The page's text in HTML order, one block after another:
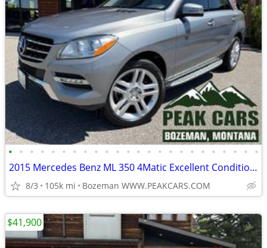
• • • • • • • • • • • • • • • • • • • • • • • •
2015 Mercedes Benz ML 350 4Matic Excellent Condition Well Maintained
8/3 105k mi Bozeman WWW.PEAKCARS.COM
$41,900